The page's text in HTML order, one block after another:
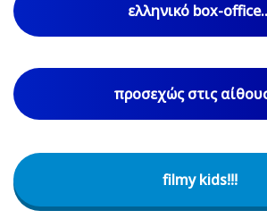
ελληνικό box-
προσεχώς στις
filmy kids!!!